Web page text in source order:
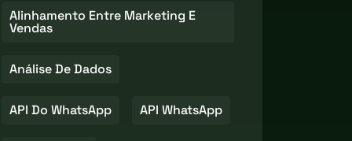
Alinhamento Entre Marketing E
Vendas
Análise De Dados
API Do WhatsApp API WhatsApp